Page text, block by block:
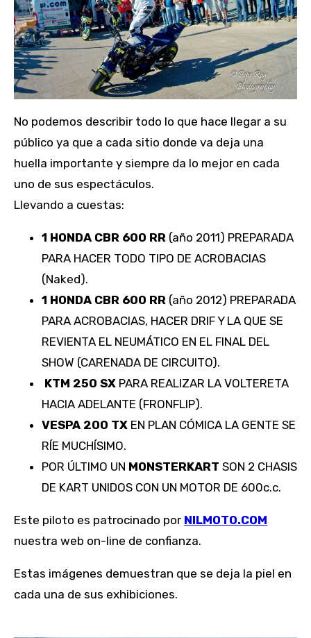
No podemos describir todo lo que hace llegar a su
público ya que a cada sitio donde va deja una
huella importante y siempre da lo mejor en cada
uno de sus espectáculos.
Llevando a cuestas:
1 HONDA CBR 600 RR (año 2011) PREPARADA
PARA HACER TODO TIPO DE ACROBACIAS
(Naked).
1 HONDA CBR 600 RR (año 2012) PREPARADA
PARA ACROBACIAS, HACER DRIF Y LA QUE SE
REVIENTA EL NEUMÁTICO EN EL FINAL DEL
SHOW (CARENADA DE CIRCUITO).
KTM 250 SX PARA REALIZAR LA VOLTERETA
HACIA ADELANTE (FRONFLIP).
VESPA 200 TX EN PLAN CÓMICA LA GENTE SE
RÍE MUCHÍSIMO.
POR ÚLTIMO UN MONSTERKART SON 2 CHASIS
DE KART UNIDOS CON UN MOTOR DE 600c.c.
Este piloto es patrocinado por NILMOTO.COM
nuestra web on-line de confianza.
Estas imágenes demuestran que se deja la piel en
cada una de sus exhibiciones.